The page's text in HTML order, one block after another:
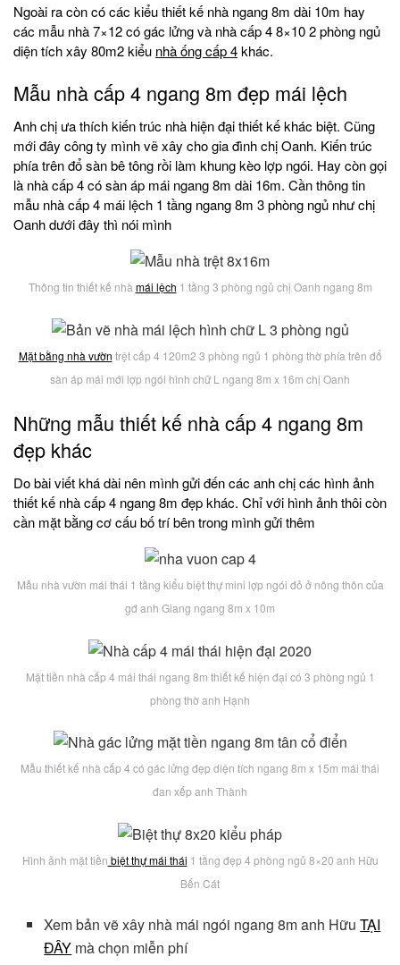
Ngoài ra còn có các kiểu thiết kế nhà ngang 8m dài 10m hay
các mẫu nhà 7×12 có gác lửng và nhà cấp 4 8×10 2 phòng ngủ
diện tích xây 80m2 kiểu nhà ống cấp 4khác.
Mẫu nhà cấp 4 ngang 8m đẹp mái lệch
Anh chị ưa thích kiến trúc nhà hiện đại thiết kế khác biệt. Cũng
mới đây công ty mình vẽ xây cho gia đình chị Oanh. Kiến trúc
phía trên đổ sàn bê tông rồi làm khung kèo lợp ngói. Hay còn gọi
là nhà cấp 4 có sàn áp mái ngang 8m dài 16m. Cần thông tin
mẫu nhà cấp 4 mái lệch 1 tầng ngang 8m 3 phòng ngủ như chị
Oanh dưới đây thì nói mình
Thông tin thiết kế nhà mái lệch 1 tầng 3 phòng ngủ chị Oanh ngang 8m
Mặt bằng nhà vườn trệt cấp 4 120m2 3 phòng ngủ 1 phòng thờ phía trên đổ
sàn áp mái mới lợp ngói hình chữ L ngang 8m x 16m chị Oanh
Những mẫu thiết kế nhà cấp 4 ngang 8m
đẹp khác
Do bài viết khá dài nên mình gửi đến các anh chị các hình ảnh
thiết kế nhà cấp 4 ngang 8m đẹp khác. Chỉ với hình ảnh thôi còn
cần mặt bằng cơ cấu bố trí bên trong mình gửi thêm
Mẫu nhà vườn mái thái 1 tầng kiểu biệt thự mini lợp ngói đỏ ở nông thôn của
gđ anh Giang ngang 8m x 10m
Mặt tiền nhà cấp 4 mái thái ngang 8m thiết kế hiện đại có 3 phòng ngủ 1
phòng thờ anh Hạnh
Mẫu thiết kế nhà cấp 4 có gác lửng đẹp diện tích ngang 8m x 15m mái thái
đan xếp anh Thành
Hình ảnh mặt tiền biệt thự mái thái 1 tầng đẹp 4 phòng ngủ 8×20 anh Hữu
Bến Cát
Xem bản vẽ xây nhà mái ngói ngang 8m anh HữuTẠI
ĐÂY mà chọn miễn phí